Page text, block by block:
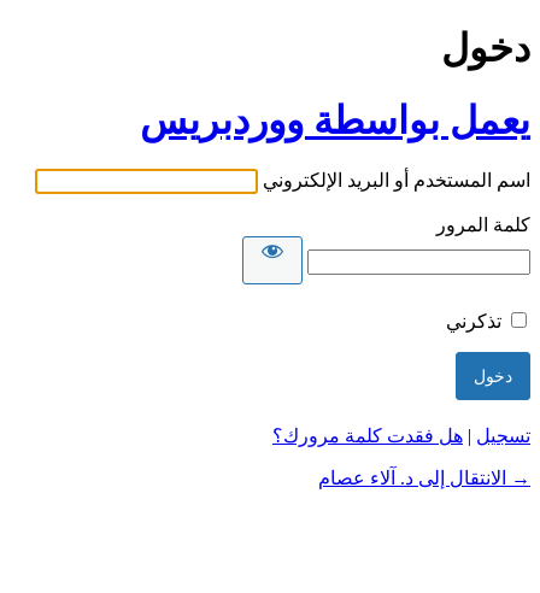
دخول
يعمل بواسطة ووردبريس
اسم المستخدم أو البريد الإلكتروني
كلمة المرور
تذكرني
تسجيل | هل فقدت كلمة مرورك؟
→ الانتقال إلى د. آلاء عصام